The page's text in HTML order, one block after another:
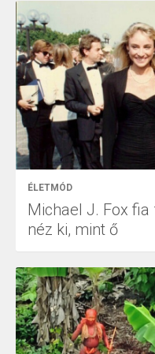
ÉLETMÓD
Michael J. Fox
néz ki, mint ő